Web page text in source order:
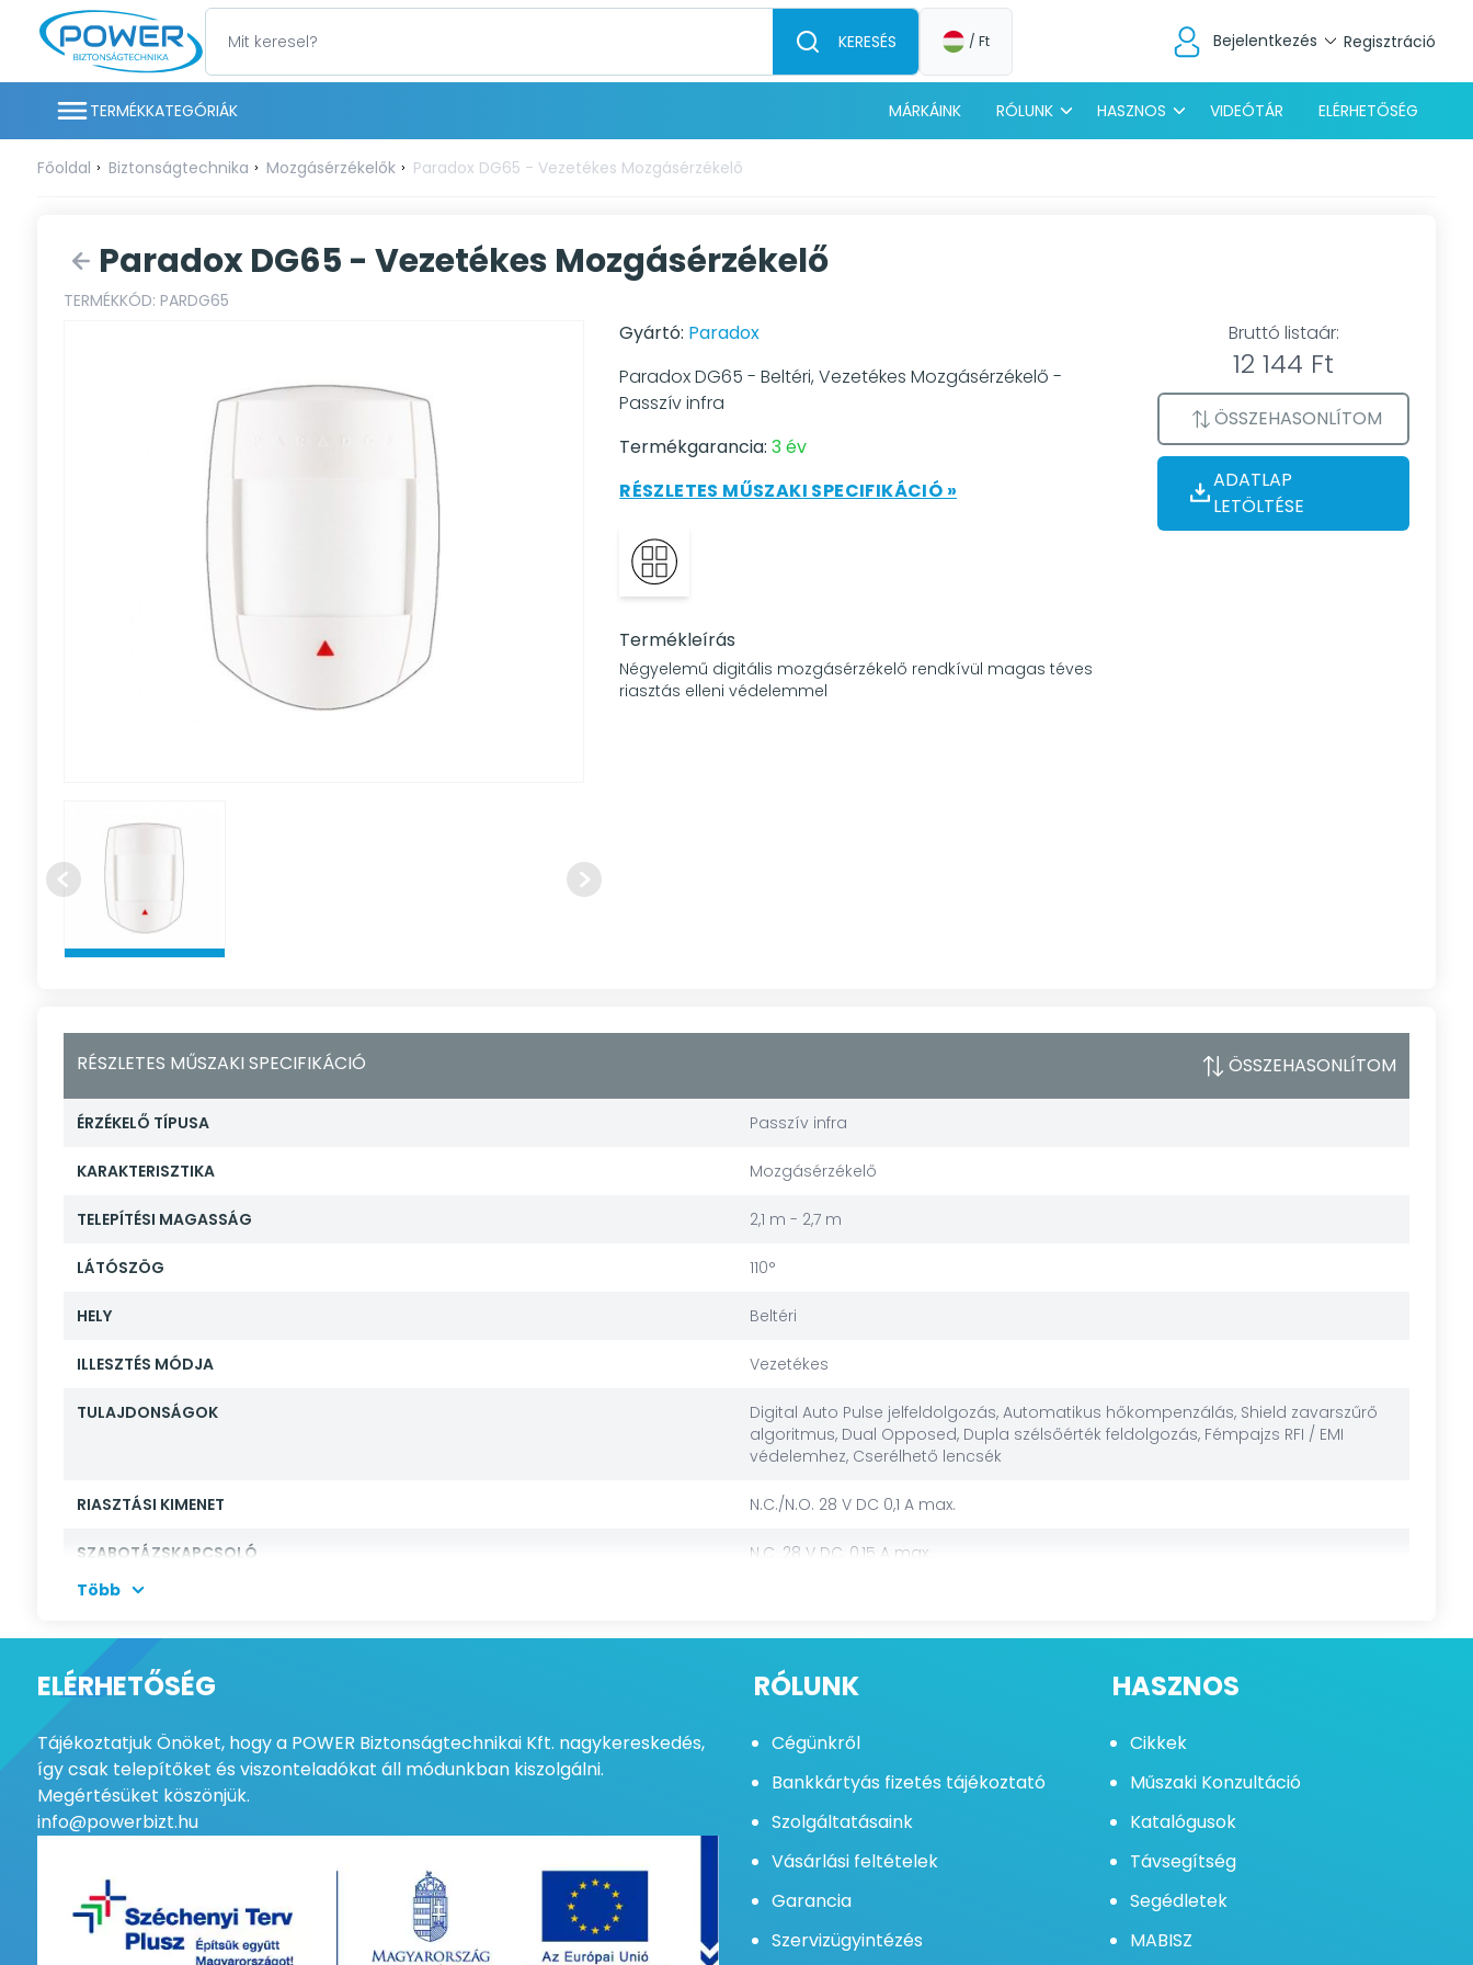
TERMÉKKATEGÓRIÁK
KERESÉS / Ft Bejelentkezés Regisztráció
MÁRKÁINK RÓLUNK HASZNOS VIDEÓTÁR ELÉRHETŐSÉG
Főoldal Biztonságtechnika Mozgásérzékelők Paradox DG65 - Vezetékes Mozgásérzékelő
Paradox DG65 - Vezetékes Mozgásérzékelő
TERMÉKKÓD: PARDG65
Gyártó: Paradox
Paradox DG65 - Beltéri, Vezetékes Mozgásérzékelő -
Passzív infra
Termékgarancia:3 év
RÉSZLETES MŰSZAKI SPECIFIKÁCIÓ »
Termékleírás
Négyelemű digitális mozgásérzékelő rendkívül magas téves
riasztás elleni védelemmel
Bruttó listaár:
12 144 Ft
ÖSSZEHASONLÍTOM
ADATLAP
LETÖLTÉSE
RÉSZLETES MŰSZAKI SPECIFIKÁCIÓ ÖSSZEHASONLÍTOM
ÉRZÉKELŐ TÍPUSA Passzív infra
KARAKTERISZTIKA Mozgásérzékelő
TELEPÍTÉSI MAGASSÁG 2,1 m - 2,7 m
LÁTÓSZÖG 110°
HELY Beltéri
ILLESZTÉS MÓDJA Vezetékes
TULAJDONSÁGOK
Digital Auto Pulse jelfeldolgozás, Automatikus hőkompenzálás, Shield zavarszűrő
algoritmus, Dual Opposed, Dupla szélsőérték feldolgozás, Fémpajzs RFI / EMI
védelemhez, Cserélhető lencsék
RIASZTÁSI KIMENET N.C./N.O. 28 V DC 0,1 A max.
SZABOTÁZSKAPCSOLÓ N.C. 28 V DC, 0,15 A max.
ÁRAMFELVÉTEL
MŰKÖDÉSI HŐMÉRSÉKLET
LEFEDETTSÉG 12 m x 12 m
MINŐSÍTÉS MABISZ
HATÓTÁVOLSÁG 12 m
TÁPELLÁTÁS
ÉRZÉKELÉSI SEBESSÉG 0,2 - 3,5 m/s
Több
ELÉRHETŐSÉG
Tájékoztatjuk Önöket, hogy a POWER Biztonságtechnikai Kft. nagykereskedés,
így csak telepítőket és viszonteladókat áll módunkban kiszolgálni.
Megértésüket köszönjük.
info@powerbizt.hu
RÓLUNK
Cégünkről
Bankkártyás fizetés tájékoztató
Szolgáltatásaink
Vásárlási feltételek
Garancia
Szervizügyintézés
HASZNOS
Cikkek
Műszaki Konzultáció
Katalógusok
Távsegítség
Segédletek
MABISZ